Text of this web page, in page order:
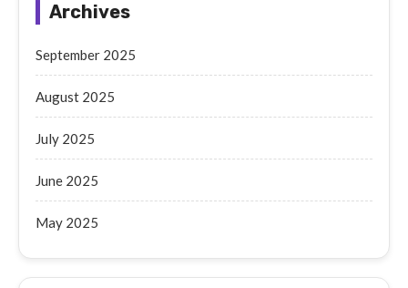
Archives
September 2025
August 2025
July 2025
June 2025
May 2025